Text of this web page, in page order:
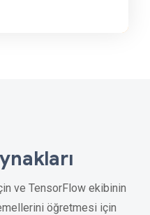
ve TensorFlow ekibinin
öğretmesi için